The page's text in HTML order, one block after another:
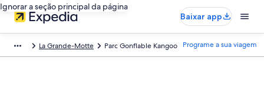
Ignorar a seção principal da página
Baixar app
La Grande-Motte Parc Gonflable Kangoo Programe a sua viagem